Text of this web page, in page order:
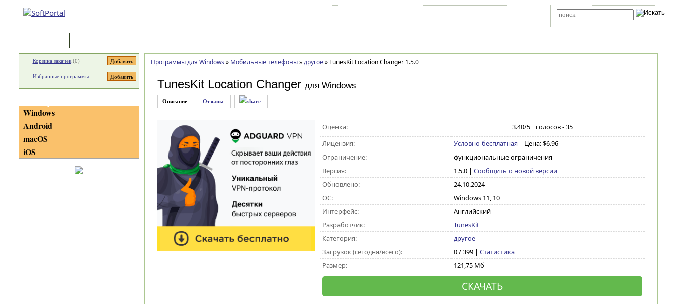
Программы для Windows » Мобильные телефоны » другое »TunesKit Location Changer 1.5.0
TunesKit Location Changer для Windows
Описание Отзывы
Оценка: 3.40/5 голосов -35
Лицензия:
Условно-бесплатная | Цена: $6.96
Ограничение:
функциональные ограничения
Версия:
1.5.0| Сообщить о новой версии
Обновлено:
24.10.2024
ОС:
Windows 11, 10
Интерфейс:
Английский
Разработчик:
TunesKit
Категория:
другое
Загрузок (сегодня/всего):
0 / 399 | Статистика
Размер:
121,75 Мб
СКАЧАТЬ
Корзина закачек(0)
Избранные программы
Windows
Android
macOS
iOS